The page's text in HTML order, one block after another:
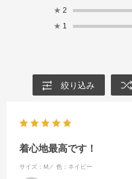
★ 2
★ 1
絞り込み
着心地最高です！
サイズ：M／ 色：ネイビー